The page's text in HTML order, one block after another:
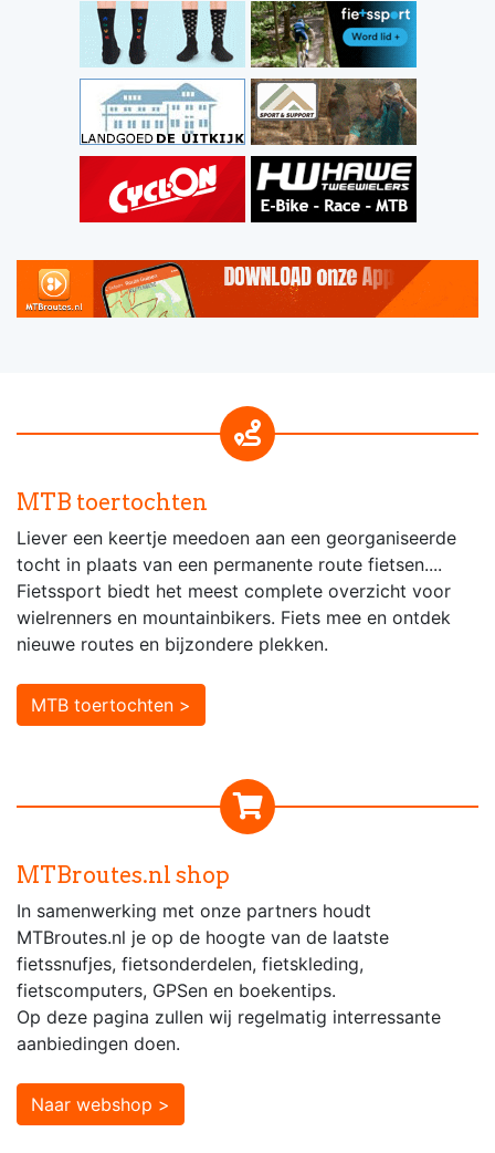
MTB toertochten
Liever een keertje meedoen aan een georganiseerde
tocht in plaats van een permanente route fietsen....
Fietssport biedt het meest complete overzicht voor
wielrenners en mountainbikers. Fiets mee en ontdek
nieuwe routes en bijzondere plekken.
MTB toertochten >
MTBroutes.nl shop
In samenwerking met onze partners houdt
MTBroutes.nl je op de hoogte van de laatste
fietssnufjes, fietsonderdelen, fietskleding,
fietscomputers, GPSen en boekentips.
Op deze pagina zullen wij regelmatig interressante
aanbiedingen doen.
Naar webshop >